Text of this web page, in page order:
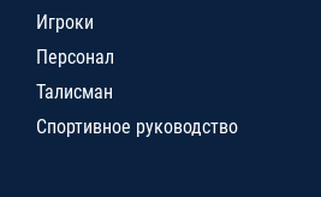
Игроки
Персонал
Талисман
Спортивное руководство